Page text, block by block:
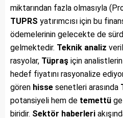
miktarından fazla olmasıyla
TUPRS yatırımcısı için bu
ödemelerinin gelecekte de
gelmektedir. Teknik analiz
rasyolar, Tüpraş için
hedef fiyatını rasyonalize
gören hisse senetleri arasında
potansiyeli hem de temettü
biridir. Sektör haberleri